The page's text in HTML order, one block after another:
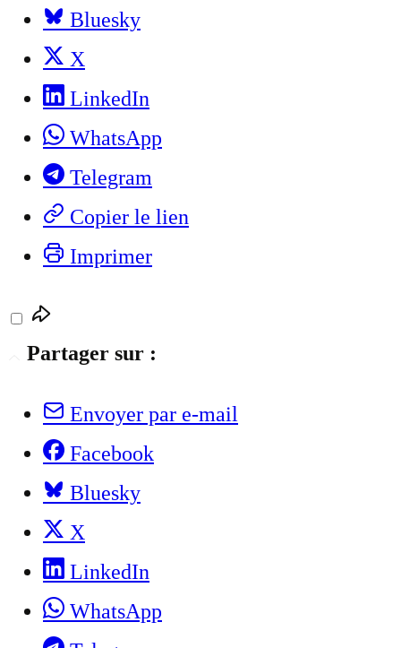
Bluesky
X
LinkedIn
WhatsApp
Telegram
Copier le lien
Imprimer
Partager sur :
Envoyer par e-mail
Facebook
Bluesky
X
LinkedIn
WhatsApp